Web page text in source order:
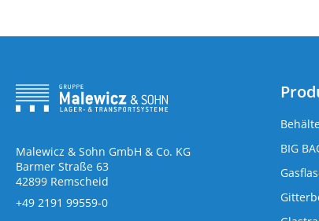
Malewicz & Sohn GmbH & Co. KG
Barmer Straße 63
42899 Remscheid
+49 2191 99559-0
BIG